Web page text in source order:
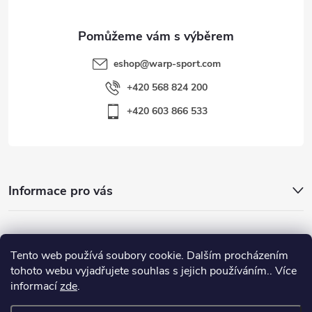
Tento web používá soubory cookie. Dalším procházením
tohoto webu vyjadřujete souhlas s jejich používáním.. Více
informacízde.
eshop@warp-sport.com
+420 568 824 200
+420 603 866 533
Informace pro vás
Nejhledanější
Důležité odkazy